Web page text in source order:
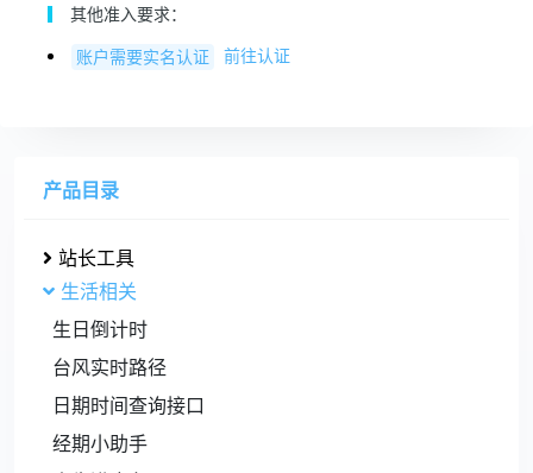
其他准入要求：
账户需要实名认证 前往认证
产品目录
站长工具
生活相关
生日倒计时
台风实时路径
日期时间查询接口
经期小助手